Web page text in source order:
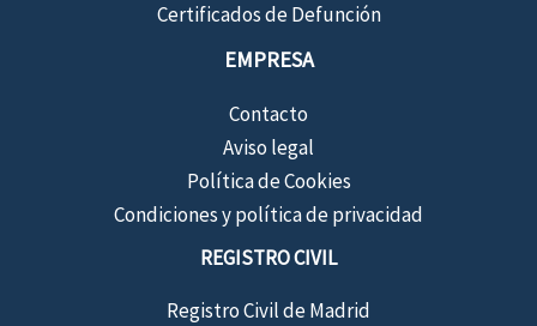
Certificados de Defunción
EMPRESA
Contacto
Aviso legal
Política de Cookies
Condiciones y política de privacidad
REGISTRO CIVIL
Registro Civil de Madrid